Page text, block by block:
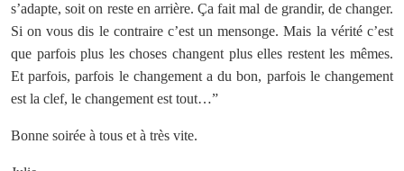
s’adapte, soit on reste en arrière. Ça fait mal de grandir, de changer.
Si on vous dis le contraire c’est un mensonge. Mais la vérité c’est
que parfois plus les choses changent plus elles restent les mêmes.
Et parfois, parfois le changement a du bon, parfois le changement
est la clef, le changement est tout…”
Bonne soirée à tous et à très vite.